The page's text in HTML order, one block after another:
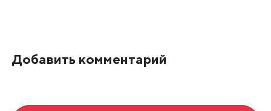
Добавить комментарий